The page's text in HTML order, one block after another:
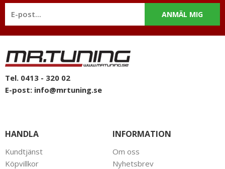
ANMÄL MIG
Tel. 0413 - 320 02
E-post: info@mrtuning.se
HANDLA
Kundtjänst
Köpvillkor
INFORMATION
Om oss
Nyhetsbrev